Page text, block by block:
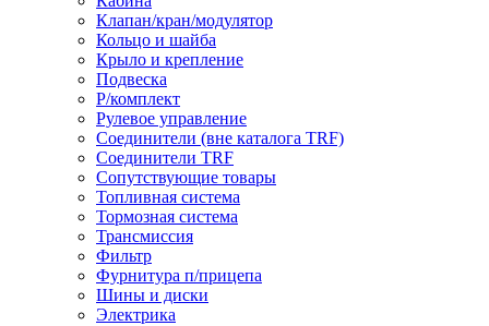
Клапан/кран/модулятор
Кольцо и шайба
Крыло и крепление
Подвеска
Р/комплект
Рулевое управление
Соединители (вне каталога TRF)
Соединители TRF
Сопутствующие товары
Топливная система
Тормозная система
Трансмиссия
Фильтр
Фурнитура п/прицепа
Шины и диски
Электрика